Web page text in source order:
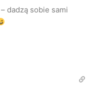
dadzą sobie sami